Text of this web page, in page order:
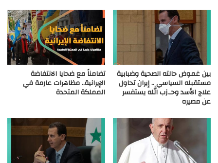
بين غموض حالته الصحية وضبابية
مستقبله السياسي .. إيران تحاول
علاج الأسد وحـ.زب الله يستفسر
عن مصيره
تضامناً مع ضحايا الانتفاضة
الإيرانية.. مظاهرات عارمة في
المملكة المتحدة